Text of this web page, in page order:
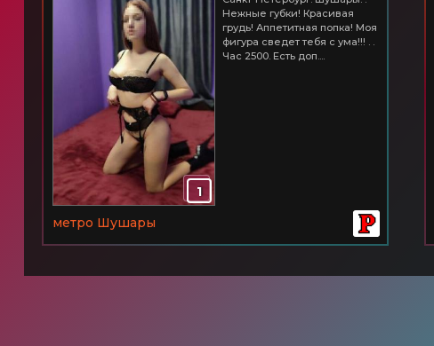
1
Нежные губки! Красивая
грудь! Аппетитная попка! Моя
фигура сведет тебя с ума!!! . .
Час 2500. Есть доп....
метро Шушары